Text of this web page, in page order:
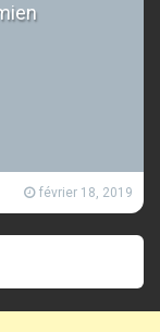
février 18, 2019